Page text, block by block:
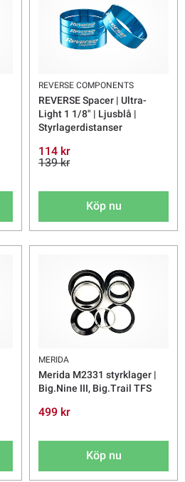
REVERSE COMPONENTS
REVERSE Spacer | Ultra-
Light 1 1/8" | Ljusblå |
Styrlagerdistanser
114 kr
139 kr
Köp nu
MERIDA
Merida M2331 styrklager |
Big.Nine III, Big.Trail TFS
499 kr
Köp nu